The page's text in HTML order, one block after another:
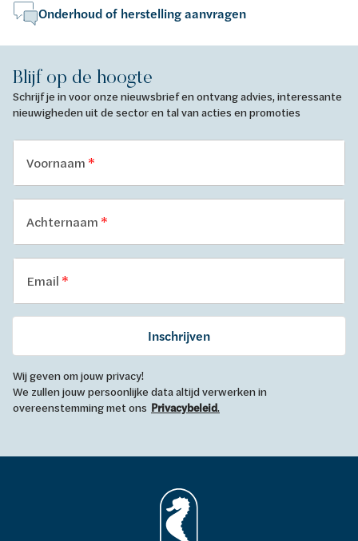
Onderhoud of herstelling aanvragen
Blijf op de hoogte
Schrijf je in voor onze nieuwsbrief en ontvang advies, interessante
nieuwigheden uit de sector en tal van acties en promoties
Voornaam
Achternaam
Email
Inschrijven
Wij geven om jouw privacy!
We zullen jouw persoonlijke data altijd verwerken in
overeenstemming met ons Privacybeleid.